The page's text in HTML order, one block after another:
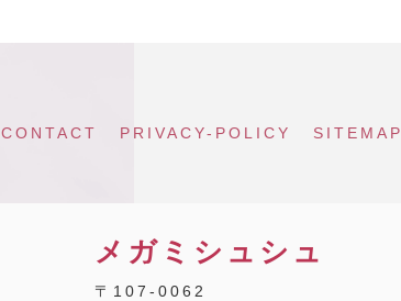
CONTACT PRIVACY-POLICY SITEMAP
メガミシュシュ
〒107-0062